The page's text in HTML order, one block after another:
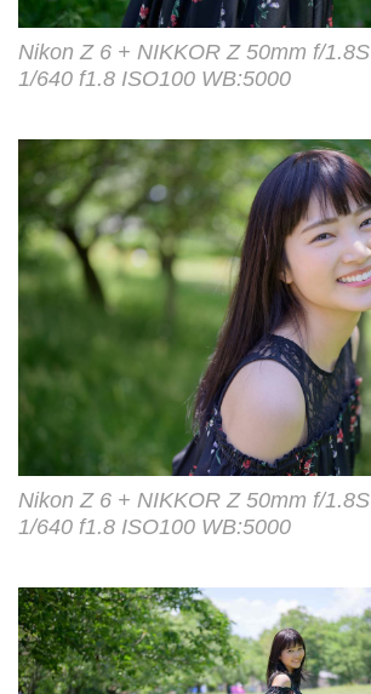
Nikon Z 6 + NIKKOR Z 50mm f/1.8S
1/640 f1.8 ISO100 WB:5000
Nikon Z 6 + NIKKOR Z 50mm f/1.8S
1/640 f1.8 ISO100 WB:5000